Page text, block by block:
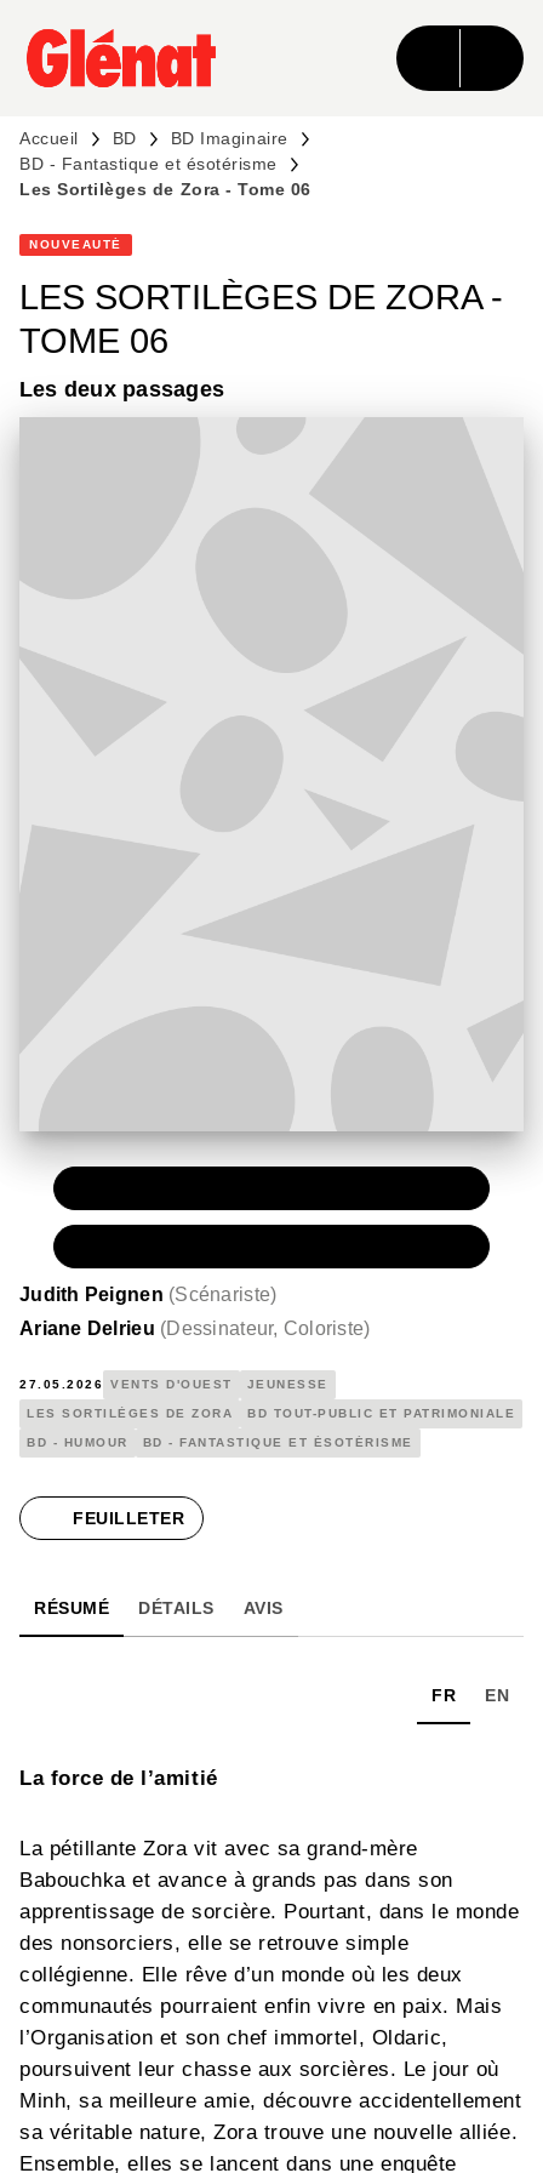
MENU RECHERCHE CONTENU
PIED DE PAGE
Accueil BD
BD Imaginaire
BD - Fantastique et ésotérisme
Les Sortilèges de Zora - Tome 06
NOUVEAUTÉ
LES SORTILÈGES DE ZORA -
TOME 06
Les deux passages
Judith Peignen (Scénariste)
Ariane Delrieu (Dessinateur, Coloriste)
27.05.2026 VENTS D'OUEST JEUNESSE
LES SORTILÈGES DE ZORA BD TOUT-PUBLIC ET PATRIMONIALE
BD - HUMOUR BD - FANTASTIQUE ET ÉSOTÉRISME
FEUILLETER
RÉSUMÉ DÉTAILS AVIS
FR EN
La force de l’amitié
La pétillante Zora vit avec sa grand-mère
Babouchka et avance à grands pas dans son
apprentissage de sorcière. Pourtant, dans le monde
des nonsorciers, elle se retrouve simple
collégienne. Elle rêve d’un monde où les deux
communautés pourraient enfin vivre en paix. Mais
l’Organisation et son chef immortel, Oldaric,
poursuivent leur chasse aux sorcières. Le jour où
Minh, sa meilleure amie, découvre accidentellement
sa véritable nature, Zora trouve une nouvelle alliée.
Ensemble, elles se lancent dans une enquête